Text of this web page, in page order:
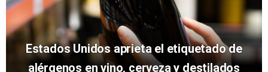
Estados Unidos aprieta el etiquetado de
alérgenos en vino, cerveza y destilados